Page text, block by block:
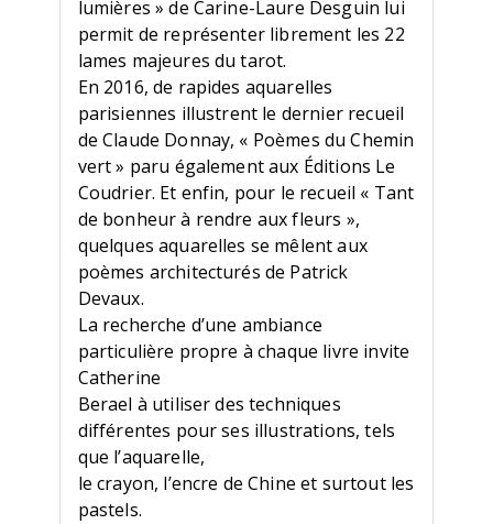
lumières » de Carine-Laure Desguin lui
permit de représenter librement les 22
lames majeures du tarot.
En 2016, de rapides aquarelles
parisiennes illustrent le dernier recueil
de Claude Donnay, « Poèmes du Chemin
vert » paru également aux Éditions Le
Coudrier. Et enfin, pour le recueil « Tant
de bonheur à rendre aux fleurs »,
quelques aquarelles se mêlent aux
poèmes architecturés de Patrick
Devaux.
La recherche d’une ambiance
particulière propre à chaque livre invite
Catherine
Berael à utiliser des techniques
différentes pour ses illustrations, tels
que l’aquarelle,
le crayon, l’encre de Chine et surtout les
pastels.